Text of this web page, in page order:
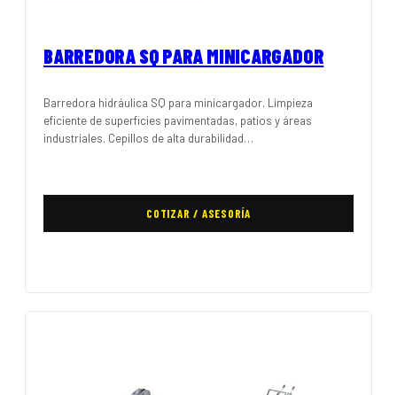
BARREDORA SQ PARA MINICARGADOR
Barredora hidráulica SQ para minicargador. Limpieza
eficiente de superficies pavimentadas, patios y áreas
industriales. Cepillos de alta durabilidad…
COTIZAR / ASESORÍA